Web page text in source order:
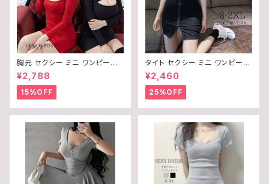
胸元 セクシー ミニ ワンピース
タイト 胸 あき 開き ニット 長袖
ボディコン / COCO&YUKA /
赤 / 黒 / 灰 / 薄茶 / 桃 / 茶 / レ
ッド / ブラック / グレー / ベージ
ュ / ピンク / ブラウン / 選べる
6Color / S / Ｍ / L / B0CL9X
¥2,788
15%OFF
タイト セクシー ミニ ワンピース
胸元 ジップ 半袖 レディース 前
開き / COCO&YUKA / 黒 / 白
/ ブラック / ホワイト / S / M / L
/ B09679Z598
¥2,460
25%OFF